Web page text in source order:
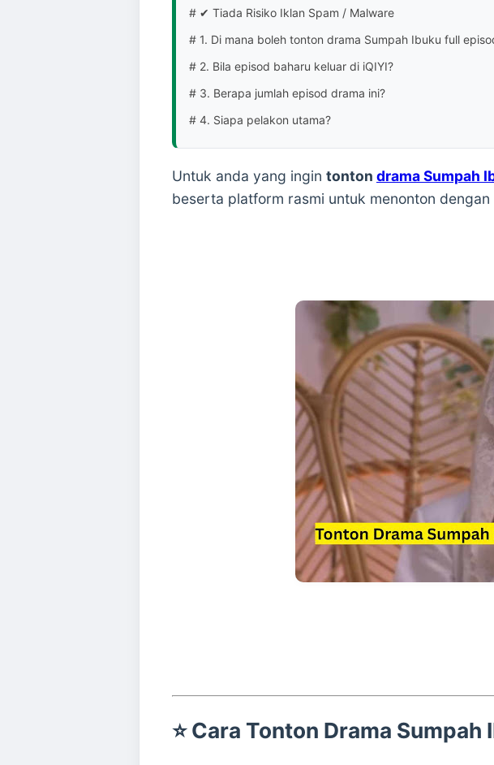
# ✔ Tiada Risiko Iklan Spam / Malware
# 1. Di mana boleh tonton drama Sumpah Ibuku full
# 2. Bila episod baharu keluar di iQIYI?
# 3. Berapa jumlah episod drama ini?
# 4. Siapa pelakon utama?
Untuk anda yang ingin tonton drama Sumpah
beserta platform rasmi untuk menonton dengan
⭐Cara Tonton Drama Sumpah